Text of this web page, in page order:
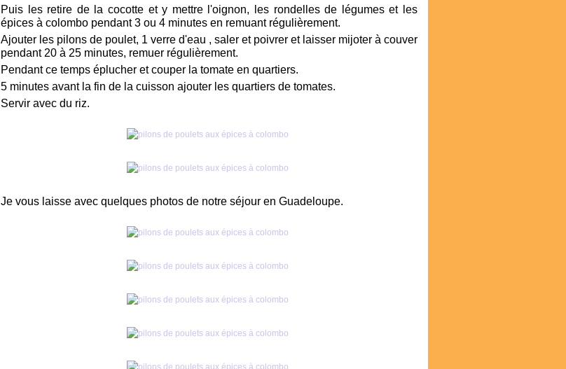
Puis les retire de la cocotte et y mettre l'oignon, les rondelles de légumes et les
épices à colombo pendant 3 ou 4 minutes en remuant régulièrement.
Ajouter les pilons de poulet, 1 verre d'eau , saler et poivrer et laisser mijoter à couver
pendant 20 à 25 minutes, remuer régulièrement.
Pendant ce temps éplucher et couper la tomate en quartiers.
5 minutes avant la fin de la cuisson ajouter les quartiers de tomates.
Servir avec du riz.
Je vous laisse avec quelques photos de notre séjour en Guadeloupe.